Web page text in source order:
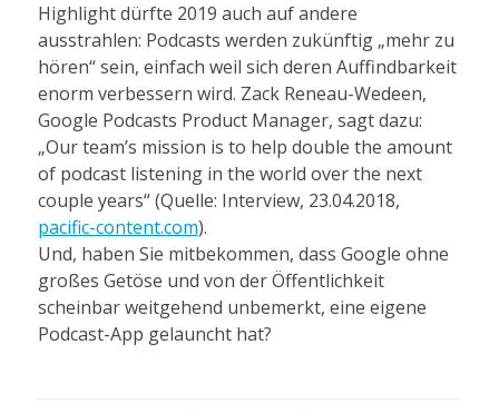
Highlight dürfte 2019 auch auf andere
ausstrahlen: Podcasts werden zukünftig „mehr zu
hören“ sein, einfach weil sich deren Auffindbarkeit
enorm verbessern wird. Zack Reneau-Wedeen,
Google Podcasts Product Manager, sagt dazu:
„Our team’s mission is to help double the amount
of podcast listening in the world over the next
couple years“ (Quelle: Interview, 23.04.2018,
pacific-content.com).
Und, haben Sie mitbekommen, dass Google ohne
großes Getöse und von der Öffentlichkeit
scheinbar weitgehend unbemerkt, eine eigene
Podcast-App gelauncht hat?